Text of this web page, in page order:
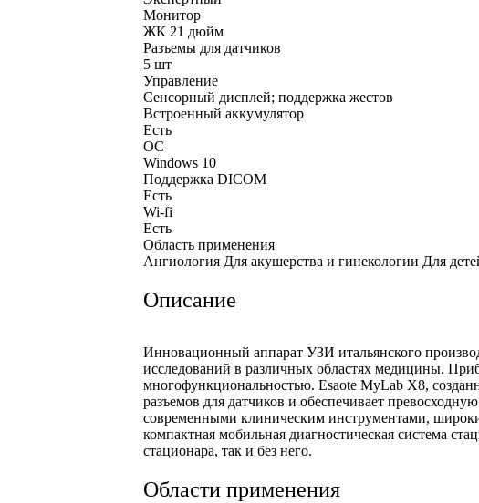
Монитор
ЖК 21 дюйм
Разъемы для датчиков
5 шт
Управление
Сенсорный дисплей; поддержка жестов
Встроенный аккумулятор
Есть
ОС
Windows 10
Поддержка DICOM
Есть
Wi-fi
Есть
Область применения
Ангиология Для акушерства и гинекологии Для
Описание
Инновационный аппарат УЗИ итальянского
исследований в различных областях медицины.
многофункциональностью. Esaote MyLab X8,
разъемов для датчиков и обеспечивает
современными клиническим инструментами,
компактная мобильная диагностическая система
стационара, так и без него.
Области применения